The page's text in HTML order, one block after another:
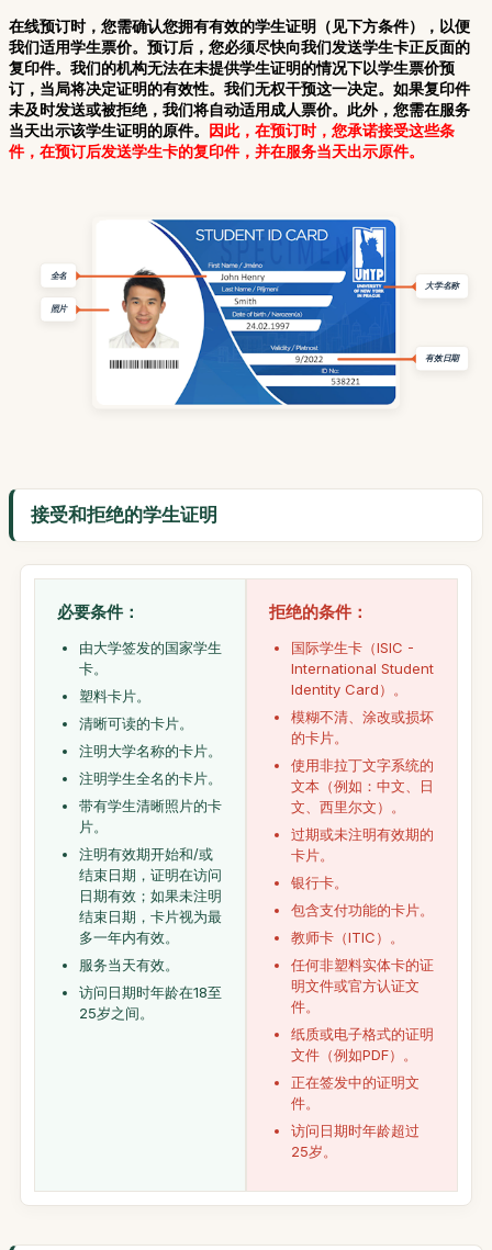
在线预订时，您需确认您拥有有效的学生证明（见下方条件），以便
我们适用学生票价。预订后，您必须尽快向我们发送学生卡正反面的
复印件。我们的机构无法在未提供学生证明的情况下以学生票价预
订，当局将决定证明的有效性。我们无权干预这一决定。如果复印件
未及时发送或被拒绝，我们将自动适用成人票价。此外，您需在服务
当天出示该学生证明的原件。 因此，在预订时，您承诺接受这些条
件，在预订后发送学生卡的复印件，并在服务当天出示原件。
全名
照片
大学名称
有效日期
接受和拒绝的学生证明
必要条件：
由大学签发的国家学生
卡。
塑料卡片。
清晰可读的卡片。
注明大学名称的卡片。
注明学生全名的卡片。
带有学生清晰照片的卡
片。
注明有效期开始和/或
结束日期，证明在访问
日期有效；如果未注明
结束日期，卡片视为最
多一年内有效。
服务当天有效。
访问日期时年龄在18至
25岁之间。
拒绝的条件：
国际学生卡（ISIC -
International Student
Identity Card）。
模糊不清、涂改或损坏
的卡片。
使用非拉丁文字系统的
文本（例如：中文、日
文、西里尔文）。
过期或未注明有效期的
卡片。
银行卡。
包含支付功能的卡片。
教师卡（ITIC）。
任何非塑料实体卡的证
明文件或官方认证文
件。
纸质或电子格式的证明
文件（例如PDF）。
正在签发中的证明文
件。
访问日期时年龄超过
25岁。